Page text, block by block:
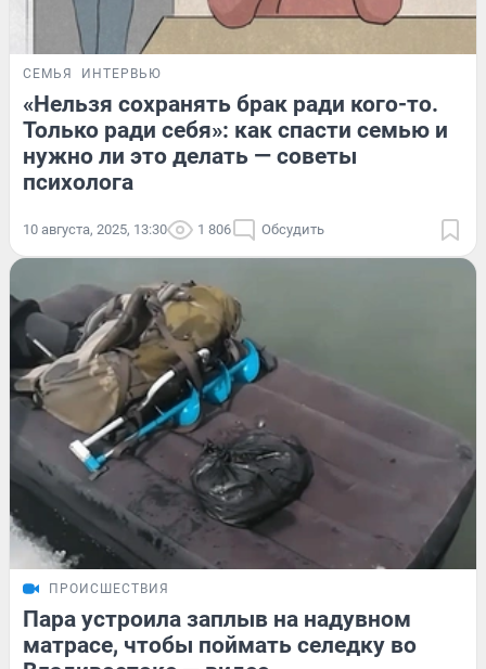
СЕМЬЯ ИНТЕРВЬЮ
«Нельзя сохранять брак ради кого-то.
Только ради себя»: как спасти семью и
нужно ли это делать — советы
психолога
10 августа, 2025, 13:30 1 806 Обсудить
ПРОИСШЕСТВИЯ
Пара устроила заплыв на надувном
матрасе, чтобы поймать селедку во